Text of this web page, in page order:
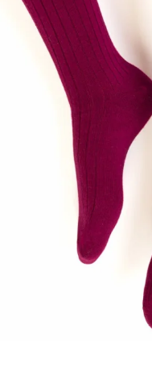
Sportowe
Antypoślizgowe
Ciepłe
RAJSTOPY